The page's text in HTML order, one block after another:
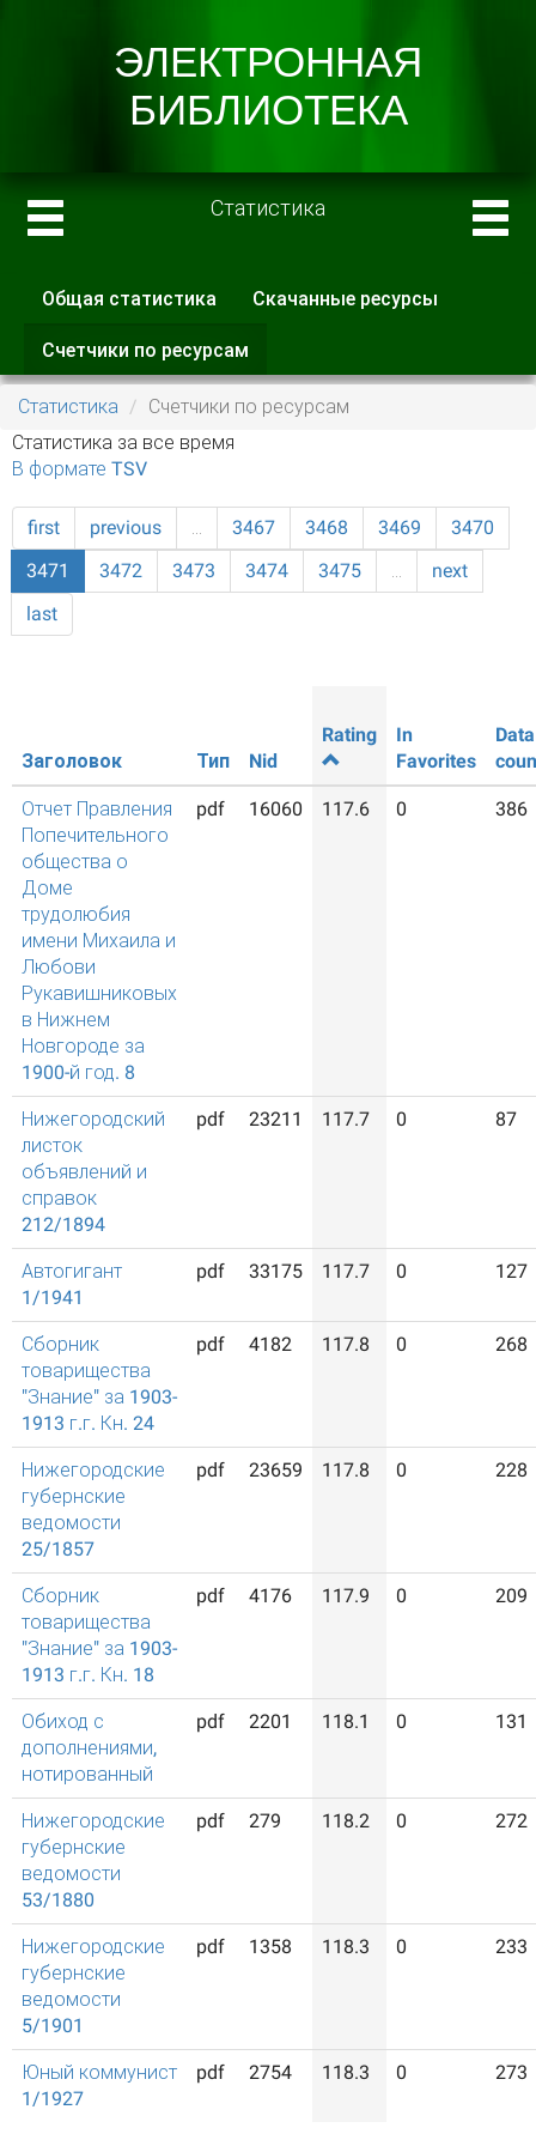
Статистика
Главные вкладки
Общая статистика Скачанные ресурсы
Счетчики по ресурсам
вкладка)
Статистика
Счетчики по ресурсам
Статистика за все время
В формате TSV
first previous … 3467 3468 3469
3470
3471
3472 3473 3474 3475 …
next
last
Заголовок Тип Nid
Rating
In
Favorites
Data
Отчет Правления
Попечительного
общества о
Доме
трудолюбия
имени Михаила и
Любови
Рукавишниковых
в Нижнем
Новгороде за
1900-й год. 8
pdf 16060 117.6 0 386
Нижегородский
листок
объявлений и
справок
212/1894
pdf 23211 117.7 0 87
Автогигант
1/1941
pdf 33175 117.7 0 127
Сборник
товарищества
"Знание" за 1903-
1913 г.г. Кн. 24
pdf 4182 117.8 0 268
Нижегородские
губернские
ведомости
25/1857
pdf 23659 117.8 0 228
Сборник
товарищества
"Знание" за 1903-
1913 г.г. Кн. 18
pdf 4176 117.9 0 209
Обиход с
дополнениями,
нотированный
pdf 2201 118.1 0 131
Нижегородские
губернские
ведомости
53/1880
pdf 279 118.2 0 272
Нижегородские
губернские
ведомости
5/1901
pdf 1358 118.3 0 233
Юный коммунист
1/1927
pdf 2754 118.3 0 273